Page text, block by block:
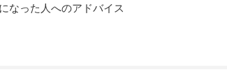
なった人へのアドバイス